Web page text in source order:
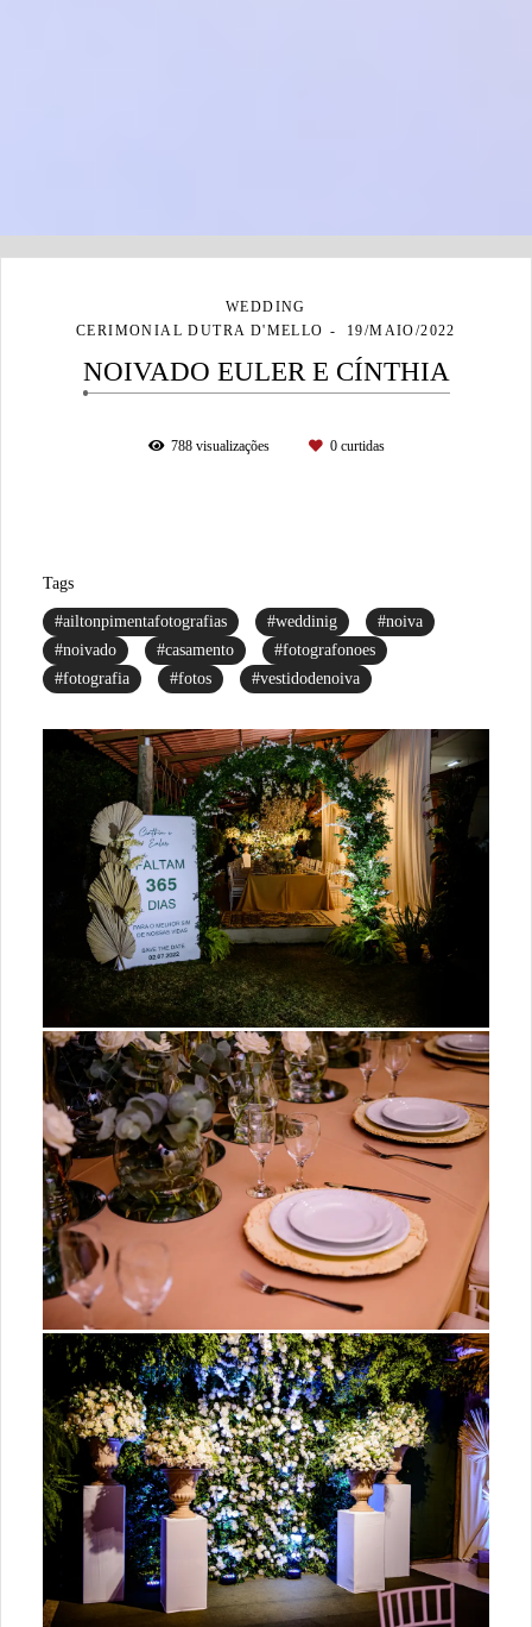
WEDDING
CERIMONIAL DUTRA D'MELLO
19/MAIO/2022
NOIVADO EULER E CÍNTHIA
788visualizações 0curtidas
Tags
#ailtonpimentafotografias #weddinig
#noiva
#noivado
#casamento
#fotografonoes
#fotografia
#fotos #vestidodenoiva